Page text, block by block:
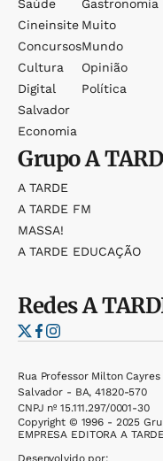
Saúde
Cineinsite
Concursos
Cultura
Digital
Salvador
Economia
Gastronomia
Muito
Mundo
Opinião
Política
GrupoA
A TARDE
A TARDE FM
MASSA!
A TARDE EDUCAÇÃO
RedesA
Rua Professor Milton
Salvador - BA, 41820-570
CNPJ nº 15.111.297/0001-30
Copyright © 1996 - 2025
EMPRESA EDITORA A
Desenvolvido por: